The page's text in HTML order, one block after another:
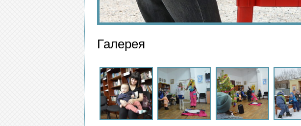
Галерея